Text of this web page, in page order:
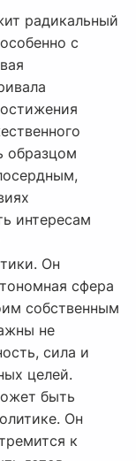
радикальный
с
образцом
интересам
Он
сфера
собственным
не
сила и
целей.
быть
Он
к